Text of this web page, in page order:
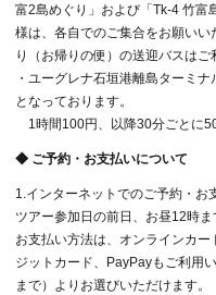
富2島めぐり」および「Tk-4 竹富
様は、各自でのご集合をお願い
り（お帰りの便）の送迎バスはご
・ユーグレナ石垣港離島ターミ
となっております。
1時間100円、以降30分ごとに
◆ ご予約・お支払いについて
1.インターネットでのご予約・お
ツアー参加日の前日、お昼12時
お支払い方法は、オンラインカ
ジットカード、PayPayもご利用
まで）よりお選びいただけます。